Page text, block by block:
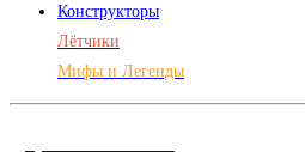
Конструкторы
Лётчики
Мифы и Легенды